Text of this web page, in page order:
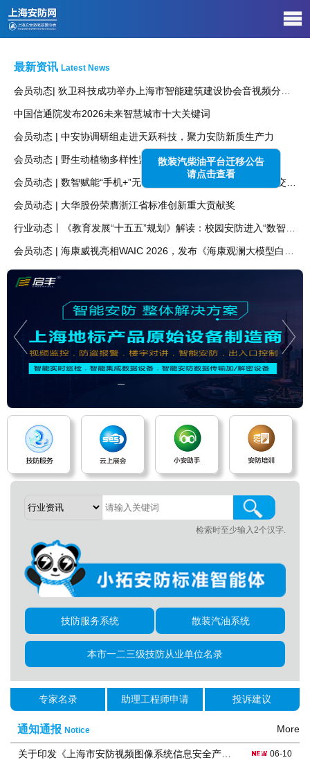
最新资讯 Latest News
中国信通院发布2026未来智慧城市十大关键词
会员动态 | 中安协调研组走进天跃科技，聚力安防新质生产力
会员动态 | 野生动植物多样性监测平台建设方案
会员动态 | 大华股份荣膺浙江省标准创新重大贡献奖
检索时至少输入2个汉字.
技防服务系统 散装汽油系统
本市一二三级技防从业单位名录
专家名录 助理工程师申请 投诉建议
通知通报 Notice More
06-10
散装汽柴油平台迁移公告
请点击查看